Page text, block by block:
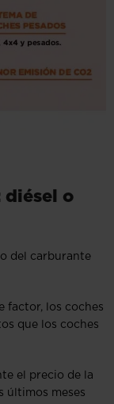
diésel o
del carburante
factor, los coches
que los coches
el precio de la
últimos meses